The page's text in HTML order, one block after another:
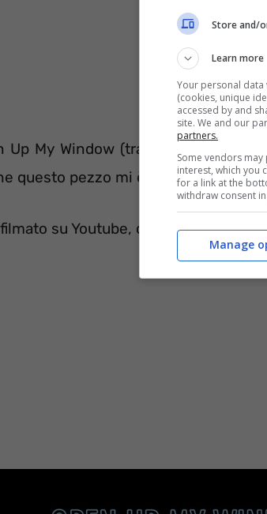
Up My Window (traduzione: apri la
questo pezzo mi è piaciuto.
su Youtube, cliccate
Store and/
Learn more
Your personal
(cookies, unique
accessed by and
site. We and our
partners.
Some vendors
interest, which you
for a link at the
withdraw consent
Manage